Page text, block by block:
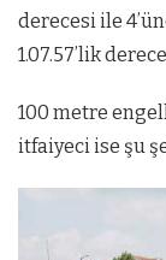
derecesi ile
1.07.57’lik
100 metre
itfaiyeci ise şu